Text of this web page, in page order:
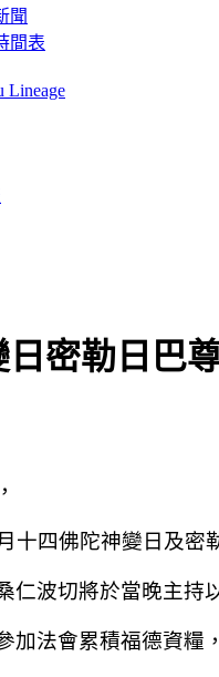
聞
間表
Lineage
密勒日巴
十四佛陀神變日及密
仁波切將於當晚主持
加法會累積福德資糧